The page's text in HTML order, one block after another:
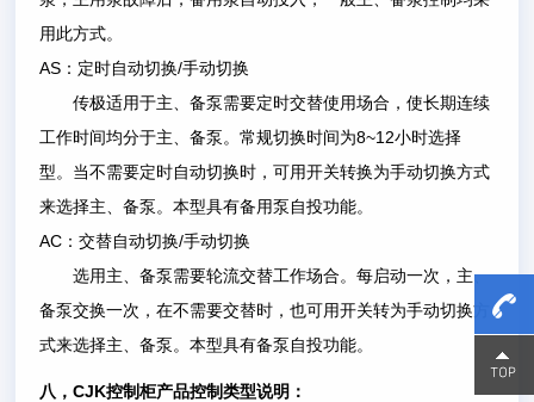
用此方式。
AS ：定时自动切换/手动切换
传极适用于主、备泵需要定时交替使用场合，使长期连续
工作时间均分于主、备泵。常规切换时间为8~12小时选择
型。当不需要定时自动切换时，可用开关转换为手动切换方式
来选择主、备泵。本型具有备用泵自投功能。
AC ：交替自动切换/手动切换
选用主、备泵需要轮流交替工作场合。每启动一次，主、
备泵交换一次，在不需要交替时，也可用开关转为手动切换方
式来选择主、备泵。本型具有备泵自投功能。
八，CJK控制柜产品控制类型说明：